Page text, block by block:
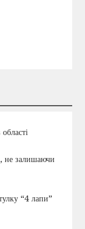
не залишаючи
“4 лапи”